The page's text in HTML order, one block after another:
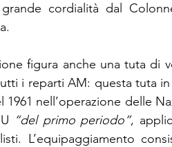
cordialità dal
figura anche una tuta di
i reparti AM: questa tuta
1961 nell’operazione delle
“del primo periodo”,
L’equipaggiamento